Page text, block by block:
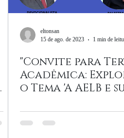
eltonsan
15 de ago. de 2023
1 min de
"Convite para
Acadêmica:
o Tema 'A AELB e
Secularismo:
Abordando